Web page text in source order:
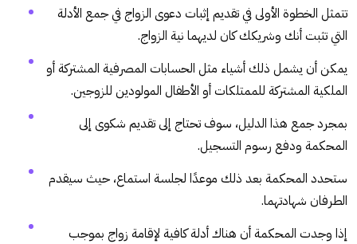
تتمثل الخطوة الأولى في تقديم إثبات دعوى الزواج في جمع الأدلة
التي تثبت أنك وشريكك كان لديهما نية الزواج.
يمكن أن يشمل ذلك أشياء مثل الحسابات المصرفية المشتركة أو
الملكية المشتركة للممتلكات أو الأطفال المولودين للزوجين.
بمجرد جمع هذا الدليل، سوف تحتاج إلى تقديم شكوى إلى
المحكمة ودفع رسوم التسجيل.
ستحدد المحكمة بعد ذلك موعدًا لجلسة استماع، حيث سيقدم
الطرفان شهادتهما.
إذا وجدت المحكمة أن هناك أدلة كافية لإقامة زواج بموجب